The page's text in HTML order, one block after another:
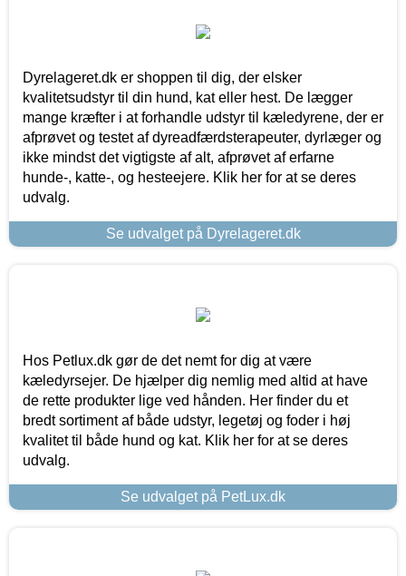
Dyrelageret.dk er shoppen til dig, der elsker
kvalitetsudstyr til din hund, kat eller hest. De lægger
mange kræfter i at forhandle udstyr til kæledyrene, der er
afprøvet og testet af dyreadfærdsterapeuter, dyrlæger og
ikke mindst det vigtigste af alt, afprøvet af erfarne
hunde-, katte-, og hesteejere. Klik her for at se deres
udvalg.
Se udvalget på Dyrelageret.dk
Hos Petlux.dk gør de det nemt for dig at være
kæledyrsejer. De hjælper dig nemlig med altid at have
de rette produkter lige ved hånden. Her finder du et
bredt sortiment af både udstyr, legetøj og foder i høj
kvalitet til både hund og kat. Klik her for at se deres
udvalg.
Se udvalget på PetLux.dk